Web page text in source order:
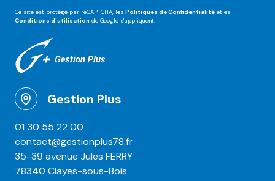
Ce site est protégé par reCAPTCHA, les Politiques de Confidentialité et es
Conditions d'utilisation de Google s'appliquent.
Gestion Plus
01 30 55 22 00
contact@gestionplus78.fr
35-39 avenue Jules FERRY
78340 Clayes-sous-Bois